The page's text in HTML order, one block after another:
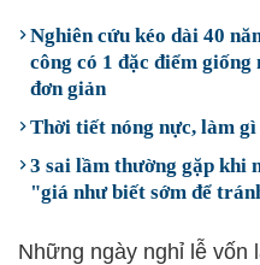
Nghiên cứu kéo dài 40
công có 1 đặc điểm
đơn giản
Thời tiết nóng nực, làm
3 sai lầm thường gặp khi
"giá như biết sớm để
Những ngày nghỉ lễ vốn